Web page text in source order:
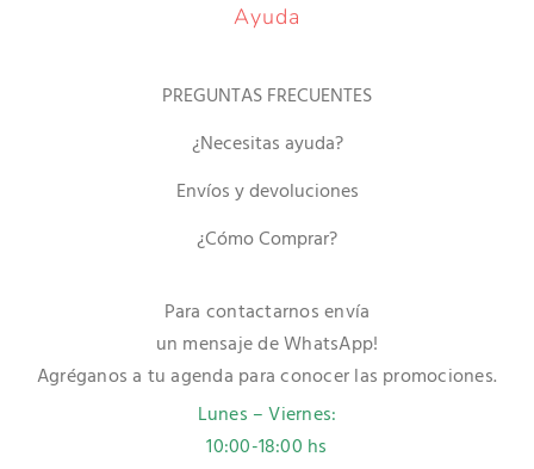
Ayuda
PREGUNTAS FRECUENTES
¿Necesitas ayuda?
Envíos y devoluciones
¿Cómo Comprar?
Para contactarnos envía
un mensaje de WhatsApp!
Agréganos a tu agenda para conocer las promociones.
Lunes – Viernes:
10:00-18:00 hs